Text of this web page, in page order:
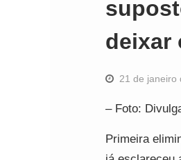
deixar
21 de janeiro
– Foto:
Primeira